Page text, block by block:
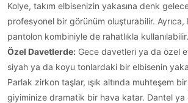
Kolye, takım elbisenizin yakasına denk
profesyonel bir görünüm oluşturabilir.
pantolon kombiniyle de rahatlıkla kullanılabilir.
Özel Davetlerde: Gece davetleri ya da özel
siyah ya da koyu tonlardaki bir elbisenin
Parlak zirkon taşlar, ışık altında muhteşem
giyiminize dramatik bir hava katar. Dantel